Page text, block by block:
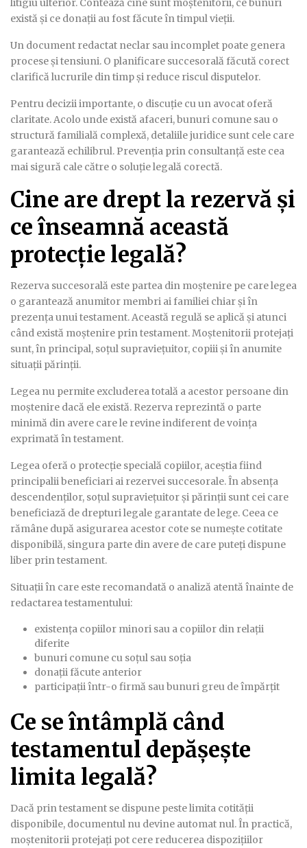
litigiu ulterior. Contează cine sunt moștenitorii, ce bunuri
există și ce donații au fost făcute în timpul vieții.
Un document redactat neclar sau incomplet poate genera
procese și tensiuni. O planificare succesorală făcută corect
clarifică lucrurile din timp și reduce riscul disputelor.
Pentru decizii importante, o discuție cu un avocat oferă
claritate. Acolo unde există afaceri, bunuri comune sau o
structură familială complexă, detaliile juridice sunt cele care
garantează echilibrul. Prevenția prin consultanță este cea
mai sigură cale către o soluție legală corectă.
Cine are drept la rezervă și
ce înseamnă această
protecție legală?
Rezerva succesorală este partea din moștenire pe care legea
o garantează anumitor membri ai familiei chiar și în
prezența unui testament. Această regulă se aplică și atunci
când există moștenire prin testament. Moștenitorii protejați
sunt, în principal, soțul supraviețuitor, copiii și în anumite
situații părinții.
Legea nu permite excluderea totală a acestor persoane din
moștenire dacă ele există. Rezerva reprezintă o parte
minimă din avere care le revine indiferent de voința
exprimată în testament.
Legea oferă o protecție specială copiilor, aceștia fiind
principalii beneficiari ai rezervei succesorale. În absența
descendenților, soțul supraviețuitor și părinții sunt cei care
beneficiază de drepturi legale garantate de lege. Ceea ce
rămâne după asigurarea acestor cote se numește cotitate
disponibilă, singura parte din avere de care puteți dispune
liber prin testament.
Situații în care este recomandată o analiză atentă înainte de
redactarea testamentului:
existența copiilor minori sau a copiilor din relații
diferite
bunuri comune cu soțul sau soția
donații făcute anterior
participații într-o firmă sau bunuri greu de împărțit
Ce se întâmplă când
testamentul depășește
limita legală?
Dacă prin testament se dispune peste limita cotității
disponibile, documentul nu devine automat nul. În practică,
moștenitorii protejați pot cere reducerea dispozițiilor